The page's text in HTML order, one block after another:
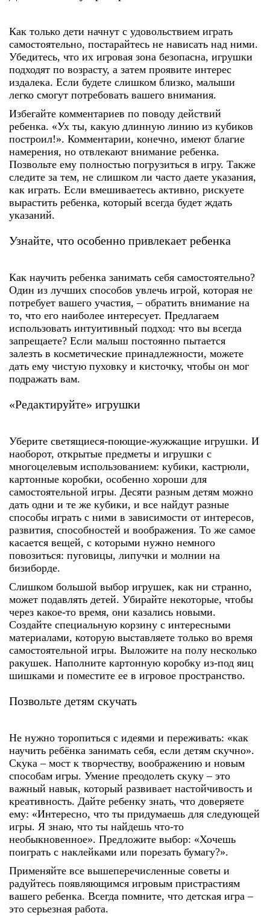
Как только дети начнут с удовольствием играть
самостоятельно, постарайтесь не нависать над ними.
Убедитесь, что их игровая зона безопасна, игрушки
подходят по возрасту, а затем проявите интерес
издалека. Если будете слишком близко, малыши
легко смогут потребовать вашего внимания.
Избегайте комментариев по поводу действий
ребенка. «Ух ты, какую длинную линию из кубиков
построил!». Комментарии, конечно, имеют благие
намерения, но отвлекают внимание ребенка.
Позвольте ему полностью погрузиться в игру. Также
следите за тем, не слишком ли часто даете указания,
как играть. Если вмешиваетесь активно, рискуете
вырастить ребенка, который всегда будет ждать
указаний.
Узнайте, что особенно привлекает ребенка
Как научить ребенка занимать себя самостоятельно?
Один из лучших способов увлечь игрой, которая не
потребует вашего участия, – обратить внимание на
то, что его наиболее интересует. Предлагаем
использовать интуитивный подход: что вы всегда
запрещаете? Если малыш постоянно пытается
залезть в косметические принадлежности, можете
дать ему чистую пуховку и кисточку, чтобы он мог
подражать вам.
«Редактируйте» игрушки
Уберите светящиеся-поющие-жужжащие игрушки. И
наоборот, открытые предметы и игрушки с
многоцелевым использованием: кубики, кастрюли,
картонные коробки, особенно хороши для
самостоятельной игры. Десяти разным детям можно
дать одни и те же кубики, и все найдут разные
способы играть с ними в зависимости от интересов,
развития, способностей и воображения. То же самое
касается вещей, с которыми нужно немного
повозиться: пуговицы, липучки и молнии на
бизиборде.
Слишком большой выбор игрушек, как ни странно,
может подавлять детей. Убирайте некоторые, чтобы
через какое-то время, они казались новыми.
Создайте специальную корзину с интересными
материалами, которую выставляете только во время
самостоятельной игры. Выложите на полу несколько
ракушек. Наполните картонную коробку из-под яиц
шишками и поместите ее в игровое пространство.
Позвольте детям скучать
Не нужно торопиться с идеями и переживать: «как
научить ребёнка занимать себя, если детям скучно».
Скука – мост к творчеству, воображению и новым
способам игры. Умение преодолеть скуку – это
важный навык, который развивает настойчивость и
креативность. Дайте ребенку знать, что доверяете
ему: «Интересно, что ты придумаешь для следующей
игры. Я знаю, что ты найдешь что-то
необыкновенное». Предложите выбор: «Хочешь
поиграть с наклейками или порезать бумагу?».
Применяйте все вышеперечисленные советы и
радуйтесь появляющимся игровым пристрастиям
вашего ребенка. Всегда помните, что детская игра –
это серьезная работа.